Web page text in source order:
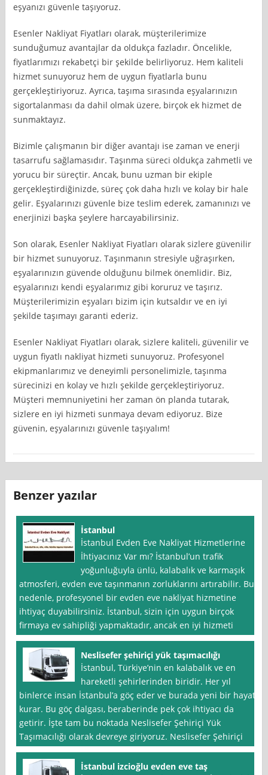
eşyanızı güvenle taşıyoruz.
Esenler Nakliyat Fiyatları olarak, müşterilerimize
sunduğumuz avantajlar da oldukça fazladır. Öncelikle,
fiyatlarımızı rekabetçi bir şekilde belirliyoruz. Hem kaliteli
hizmet sunuyoruz hem de uygun fiyatlarla bunu
gerçekleştiriyoruz. Ayrıca, taşıma sırasında eşyalarınızın
sigortalanması da dahil olmak üzere, birçok ek hizmet de
sunmaktayız.
Bizimle çalışmanın bir diğer avantajı ise zaman ve enerji
tasarrufu sağlamasıdır. Taşınma süreci oldukça zahmetli ve
yorucu bir süreçtir. Ancak, bunu uzman bir ekiple
gerçekleştirdiğinizde, süreç çok daha hızlı ve kolay bir hale
gelir. Eşyalarınızı güvenle bize teslim ederek, zamanınızı ve
enerjinizi başka şeylere harcayabilirsiniz.
Son olarak, Esenler Nakliyat Fiyatları olarak sizlere güvenilir
bir hizmet sunuyoruz. Taşınmanın stresiyle uğraşırken,
eşyalarınızın güvende olduğunu bilmek önemlidir. Biz,
eşyalarınızı kendi eşyalarımız gibi koruruz ve taşırız.
Müşterilerimizin eşyaları bizim için kutsaldır ve en iyi
şekilde taşımayı garanti ederiz.
Esenler Nakliyat Fiyatları olarak, sizlere kaliteli, güvenilir ve
uygun fiyatlı nakliyat hizmeti sunuyoruz. Profesyonel
ekipmanlarımız ve deneyimli personelimizle, taşınma
sürecinizi en kolay ve hızlı şekilde gerçekleştiriyoruz.
Müşteri memnuniyetini her zaman ön planda tutarak,
sizlere en iyi hizmeti sunmaya devam ediyoruz. Bize
güvenin, eşyalarınızı güvenle taşıyalım!
Benzer yazılar
İstanbul
İstanbul Evden Eve Nakliyat Hizmetlerine
İhtiyacınız Var mı? İstanbul’un trafik
yoğunluğuyla ünlü, kalabalık ve karmaşık
atmosferi, evden eve taşınmanın zorluklarını artırabilir. Bu
nedenle, profesyonel bir evden eve nakliyat hizmetine
ihtiyaç duyabilirsiniz. İstanbul, sizin için uygun birçok
firmaya ev sahipliği yapmaktadır, ancak en iyi hizmeti
Neslisefer şehiriçi yük taşımacılığı
İstanbul, Türkiye’nin en kalabalık ve en
hareketli şehirlerinden biridir. Her yıl
binlerce insan İstanbul’a göç eder ve burada yeni bir hayat
kurar. Bu göç dalgası, beraberinde pek çok ihtiyacı da
getirir. İşte tam bu noktada Neslisefer Şehiriçi Yük
Taşımacılığı olarak devreye giriyoruz. Neslisefer Şehiriçi
İstanbul izcioğlu evden eve taş